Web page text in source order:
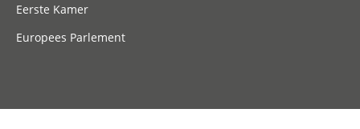
Eerste Kamer
Europees Parlement